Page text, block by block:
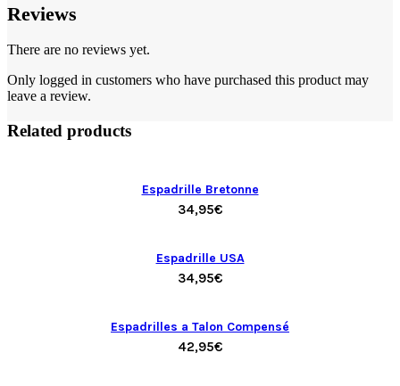
Reviews
There are no reviews yet.
Only logged in customers who have purchased this product may
leave a review.
Related products
Espadrille Bretonne
34,95€
Espadrille USA
34,95€
Espadrilles a Talon Compensé
42,95€